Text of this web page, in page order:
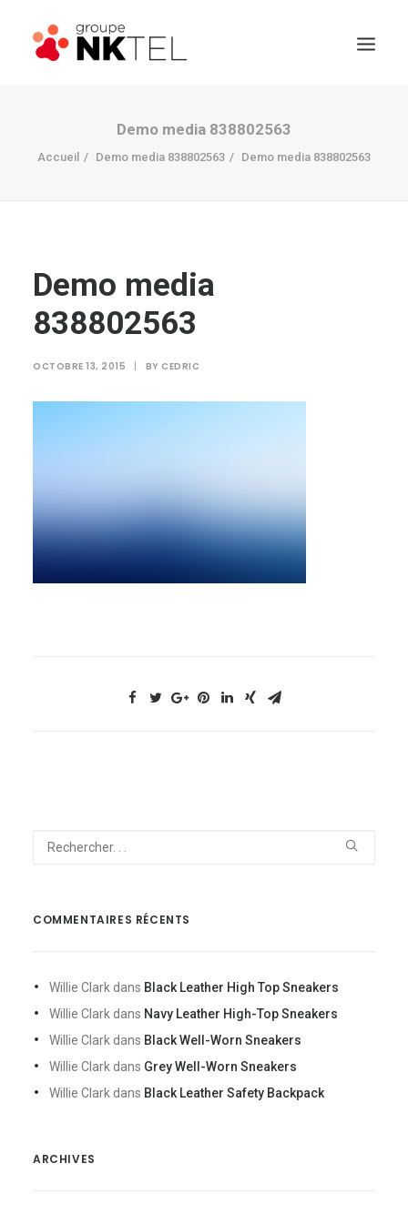
Demo media 838802563
Accueil Demo media 838802563 Demo media 838802563
Demo media
838802563
OCTOBRE 13, 2015 | BY CEDRIC
COMMENTAIRES RÉCENTS
Willie Clark dans Black Leather High Top Sneakers
Willie Clark dans Navy Leather High-Top Sneakers
Willie Clark dans Black Well-Worn Sneakers
Willie Clark dans Grey Well-Worn Sneakers
Willie Clark dans Black Leather Safety Backpack
ARCHIVES